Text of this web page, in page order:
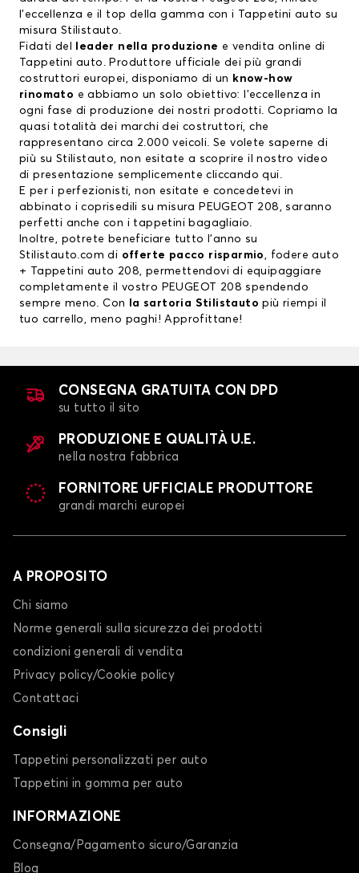
l’eccellenza e il top della gamma con i Tappetini auto su
misura Stilistauto.
Fidati del
leader nella produzione e vendita online di
Tappetini auto. Produttore ufficiale dei più grandi
costruttori europei, disponiamo di un know-how
rinomato e abbiamo un solo obiettivo: l’eccellenza in
ogni fase di produzione dei nostri prodotti. Copriamo la
quasi totalità dei marchi dei costruttori, che
rappresentano circa 2.000 veicoli. Se volete saperne di
più su Stilistauto, non esitate a scoprire il nostro video
di presentazione semplicemente cliccandoqui .
E per i perfezionisti, non esitate e concedetevi in
abbinato icoprisedili su misura PEUGEOT 208, saranno
perfetti anche con i tappetini bagagliaio.
Inoltre, potrete beneficiare tutto l’anno su
Stilistauto.com di offerte pacco risparmio, fodere auto
+ Tappetini auto 208, permettendovi di equipaggiare
completamente il vostro PEUGEOT 208 spendendo
sempre meno. Con
la sartoria Stilistauto più riempi il
tuo carrello, meno paghi! Approfittane!
CONSEGNA GRATUITA CON DPD
su tutto il sito
PRODUZIONE E QUALITÀ U.E.
nella nostra fabbrica
FORNITORE UFFICIALE PRODUTTORE
grandi marchi europei
A PROPOSITO
Chi siamo
Norme generali sulla sicurezza dei prodotti
condizioni generali di vendita
Privacy policy/Cookie policy
Contattaci
Consigli
Tappetini personalizzati per auto
Tappetini in gomma per auto
INFORMAZIONE
Consegna/Pagamento sicuro/Garanzia
Blog